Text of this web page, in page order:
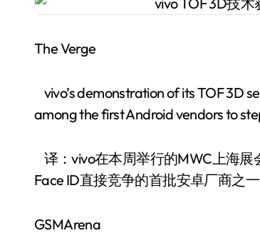
The Verge
vivo’s demonstration of its TOF 3D
among the first Android vendors to
译：vivo在本周举行的MWC上海
Face ID直接竞争的首批安卓厂商之一
GSMArena